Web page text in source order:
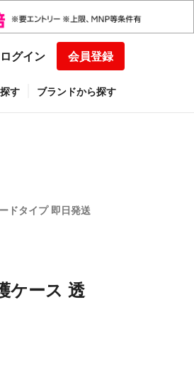
ログイン 会員登録
す ブランドから探す
ドタイプ 即日発送
ケース 透